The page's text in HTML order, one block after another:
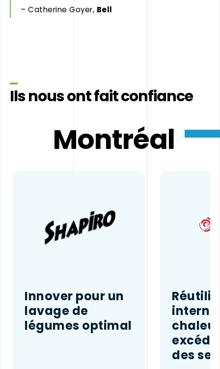
– Catherine Goyer, Bell
Ils nous ont fait confiance
Montréal
Innover pour un
lavage de
légumes optimal
interne
des